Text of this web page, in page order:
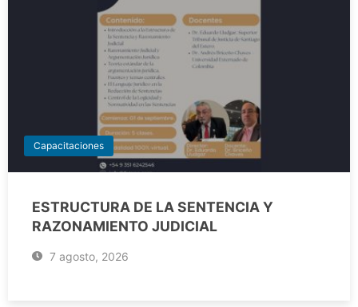
Capacitaciones
ESTRUCTURA DE LA SENTENCIA Y
RAZONAMIENTO JUDICIAL
7 agosto, 2026